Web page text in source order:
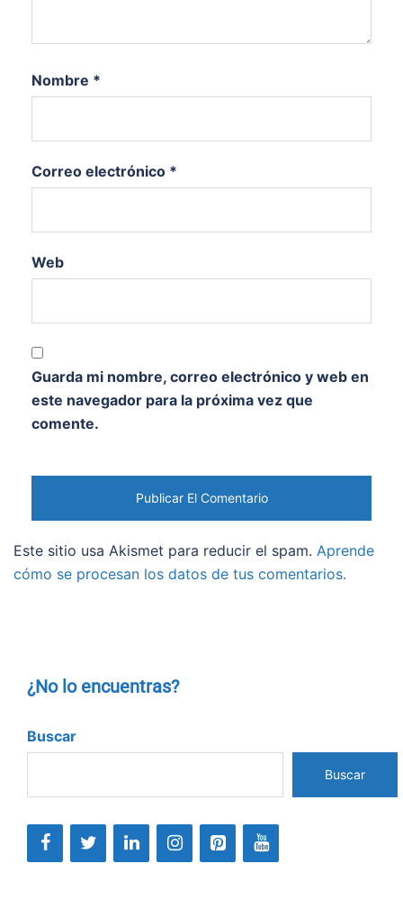
Nombre *
Correo electrónico *
Web
Guarda mi nombre, correo electrónico y web en
este navegador para la próxima vez que
comente.
Este sitio usa Akismet para reducir el spam. Aprende
cómo se procesan los datos de tus comentarios.
¿No lo encuentras?
Buscar
Buscar